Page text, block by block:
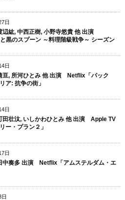
日
辺紘, 中西正樹, 小野寺悠貴 他 出演
黒のスプーン ～料理階級戦争～ シーズン
日
亘, 所河ひとみ 他 出演 Netflix「パック
ア: 抗争の街」
日
田壮汰, いしかわひとみ 他 出演 Apple TV
ー・プラン２」
日
中奏多 出演 Netflix「アムステルダム・エ